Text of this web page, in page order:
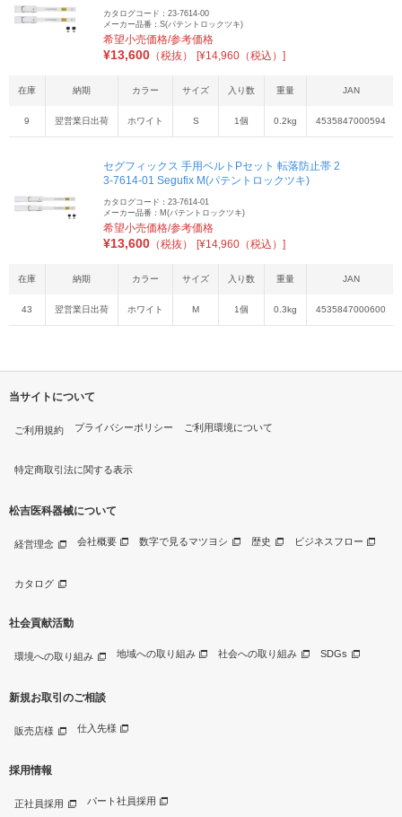
カタログコード：23-7614-00
メーカー品番：S(パテントロックツキ)
希望小売価格/参考価格
¥13,600 （税抜） [¥14,960（税込）]
在庫 納期 カラー サイズ 入り数 重量 JAN
9 翌営業日出荷 ホワイト S 1個 0.2kg 4535847000594
セグフィックス 手用ベルトPセット 転落防止帯 2
3-7614-01 Segufix M(パテントロックツキ)
カタログコード：23-7614-01
メーカー品番：M(パテントロックツキ)
希望小売価格/参考価格
¥13,600 （税抜） [¥14,960（税込）]
在庫 納期 カラー サイズ 入り数 重量 JAN
43 翌営業日出荷 ホワイト M 1個 0.3kg 4535847000600
当サイトについて
ご利用規約 プライバシーポリシー ご利用環境について
特定商取引法に関する表示
松吉医科器械について
経営理念 会社概要 数字で見るマツヨシ 歴史 ビジネスフロー
カタログ
社会貢献活動
環境への取り組み 地域への取り組み 社会への取り組み SDGs
新規お取引のご相談
販売店様 仕入先様
採用情報
正社員採用 パート社員採用